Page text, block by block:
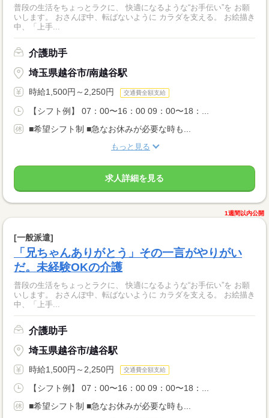
普段の生活をちょっとラクに、 快適になるような“お手伝い”を お願
いします。 おさんぽ中、転ばないように カラダを支える。 お絵描き
中、「上手...
介護助手
埼玉県越谷市/南越谷駅
時給1,500円～2,250円 交通費全額支給
【シフト例】 07：00〜16：00 09：00〜18：...
■希望シフト制 ■急なお休みが必要な時も...
もっと見る
求人詳細を見る
1週間以内公開
[一般派遣]
「兄ちゃんありがとう」その一言がやりがい
だ。未経験OKの介護
普段の生活をちょっとラクに、 快適になるような“お手伝い”を お願
いします。 おさんぽ中、転ばないように カラダを支える。 お絵描き
中、「上手...
介護助手
埼玉県越谷市/越谷駅
時給1,500円～2,250円 交通費全額支給
【シフト例】 07：00〜16：00 09：00〜18：...
■希望シフト制 ■急なお休みが必要な時も...